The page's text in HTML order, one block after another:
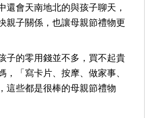
還會天南地北的與孩子聊天，
親子關係，也讓母親節禮物更
子的零用錢並不多，買不起貴
，「寫卡片、按摩、做家事、
這些都是很棒的母親節禮物